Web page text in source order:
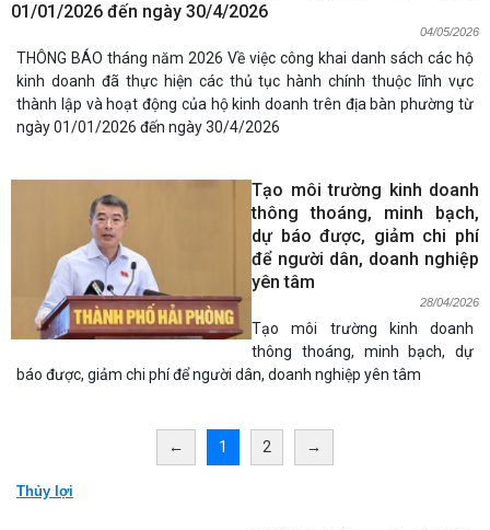
01/01/2026 đến ngày 30/4/2026
04/05/2026
THÔNG BÁO tháng năm 2026 Về việc công khai danh sách các hộ
kinh doanh đã thực hiện các thủ tục hành chính thuộc lĩnh vực
thành lập và hoạt động của hộ kinh doanh trên địa bàn phường từ
ngày 01/01/2026 đến ngày 30/4/2026
Tạo môi trường kinh doanh
thông thoáng, minh bạch,
dự báo được, giảm chi phí
để người dân, doanh nghiệp
yên tâm
28/04/2026
Tạo môi trường kinh doanh
thông thoáng, minh bạch, dự
báo được, giảm chi phí để người dân, doanh nghiệp yên tâm
← 1 2 →
Thủy lợi